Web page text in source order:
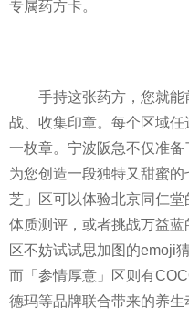
专属药方卡。
手持这张药方，您就
战、收集印章。每个区域
一枚章。宁波阪急不仅准
为您创造一段独特又甜蜜
芝」区可以体验北京同仁堂
体质测评，或者挑战万益蓝
区不妨试试思加图的emoji
而「参情厚意」区则有
德玛等品牌联合带来的养